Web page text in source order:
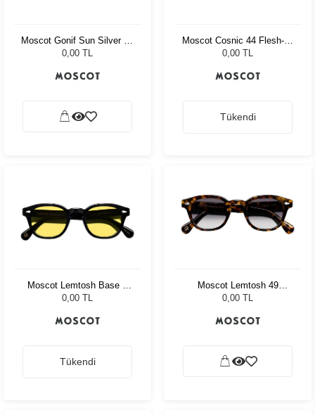
Moscot Gonif Sun Silver 54
Denim Blue
0,00 TL
Moscot Cosnic 44 Flesh-D.
Brown/Gold G15 Pln
0,00 TL
Tükendi
Moscot Lemtosh Base 2
Sun 49 Black Mellow
Yellow
0,00 TL
Tükendi
Moscot Lemtosh 49
Tortoise American Grey
Fade
0,00 TL